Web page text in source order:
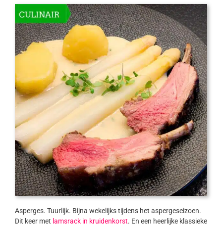
Asperges. Tuurlijk. Bijna wekelijks tijdens het aspergeseizoen.
Dit keer met lamsrack in kruidenkorst. En een heerlijke klassieke